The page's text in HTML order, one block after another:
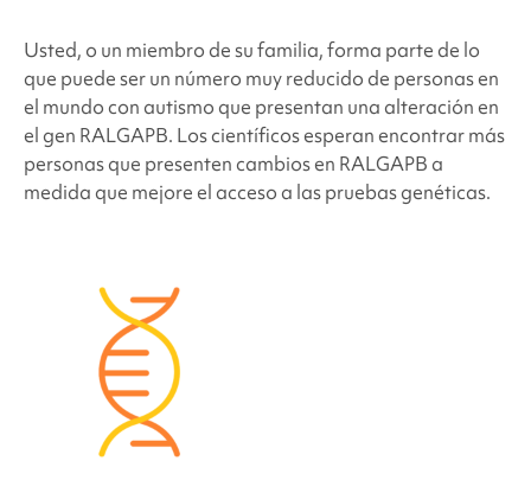
Usted, o un miembro de su familia, forma parte de lo
que puede ser un número muy reducido de personas en
el mundo con autismo que presentan una alteración en
el gen RALGAPB. Los científicos esperan encontrar más
personas que presenten cambios en RALGAPB a
medida que mejore el acceso a las pruebas genéticas.